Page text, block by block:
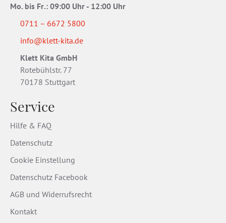
Mo. bis Fr.: 09:00 Uhr - 12:00 Uhr
0711 – 6672 5800
info@klett-kita.de
Klett Kita GmbH
Rotebühlstr. 77
70178 Stuttgart
Service
Hilfe & FAQ
Datenschutz
Cookie Einstellung
Datenschutz Facebook
AGB und Widerrufsrecht
Kontakt